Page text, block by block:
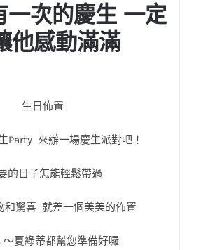
一次的慶生 一定
他感動滿滿
生日佈置
Party 來辦一場慶生派對吧！
的日子怎能輕鬆帶過
和驚喜 就差一個美美的佈置
～夏綠蒂都幫您準備好囉